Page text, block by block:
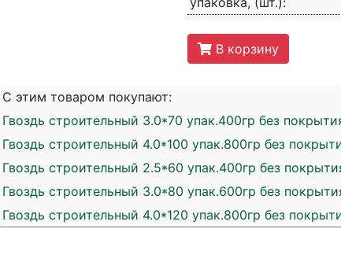
В корзину
С этим товаром покупают:
Гвоздь строительный 3.0*70 упак.400гр без
Гвоздь строительный 4.0*100 упак.800гр без
Гвоздь строительный 2.5*60 упак.400гр без
Гвоздь строительный 3.0*80 упак.600гр без
Гвоздь строительный 4.0*120 упак.800гр без